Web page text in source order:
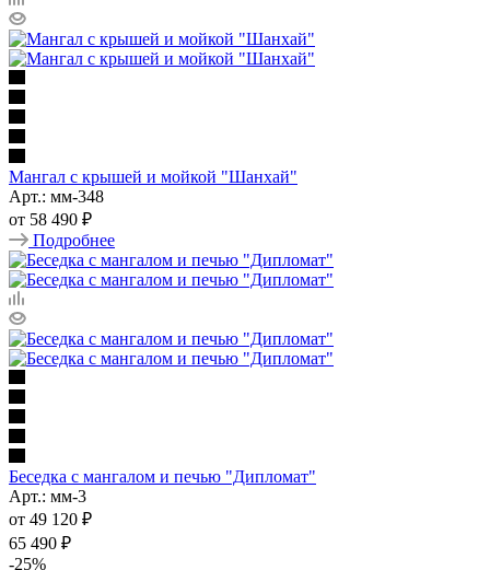
Мангал с крышей и мойкой "Шанхай"
Арт.: мм-348
от 58 490 ₽
Подробнее
Беседка с мангалом и печью "Дипломат"
Арт.: мм-3
от 49 120 ₽
65 490 ₽
-25%